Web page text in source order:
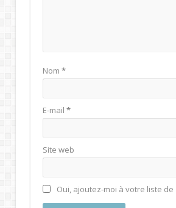
Nom *
E-mail *
Site web
Oui, ajoutez-moi à votre liste